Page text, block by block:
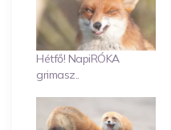
Hétfő! NapiRÓKA
grimasz..